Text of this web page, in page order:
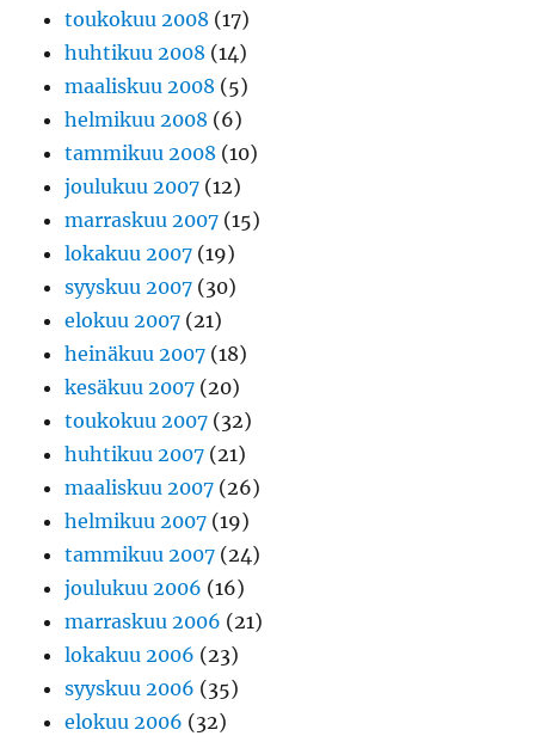
toukokuu 2008 (17)
huhtikuu 2008 (14)
maaliskuu 2008 (5)
helmikuu 2008 (6)
tammikuu 2008 (10)
joulukuu 2007 (12)
marraskuu 2007 (15)
lokakuu 2007 (19)
syyskuu 2007 (30)
elokuu 2007 (21)
heinäkuu 2007 (18)
kesäkuu 2007 (20)
toukokuu 2007 (32)
huhtikuu 2007 (21)
maaliskuu 2007 (26)
helmikuu 2007 (19)
tammikuu 2007 (24)
joulukuu 2006 (16)
marraskuu 2006 (21)
lokakuu 2006 (23)
syyskuu 2006 (35)
elokuu 2006 (32)